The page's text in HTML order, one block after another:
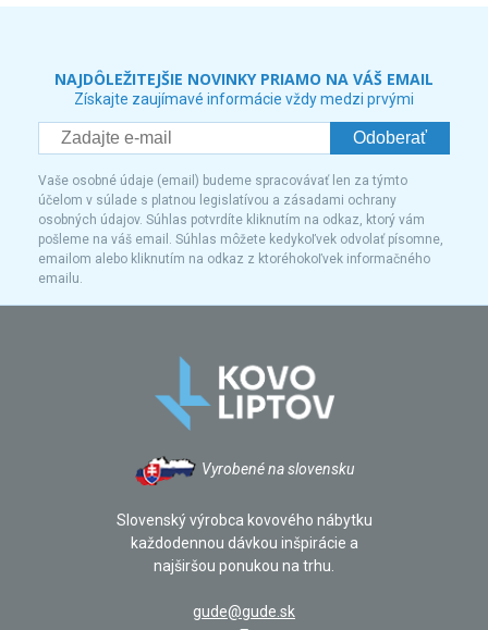
NAJDÔLEŽITEJŠIE NOVINKY PRIAMO NA VÁŠ EMAIL
Získajte zaujímavé informácie vždy medzi prvými
Odoberať
Vaše osobné údaje (email) budeme spracovávať len za týmto
účelom v súlade s platnou legislatívou a zásadami ochrany
osobných údajov. Súhlas potvrdíte kliknutím na odkaz, ktorý vám
pošleme na váš email. Súhlas môžete kedykoľvek odvolať písomne,
emailom alebo kliknutím na odkaz z ktoréhokoľvek informačného
emailu.
Vyrobené na slovensku
Slovenský výrobca kovového nábytku
každodennou dávkou inšpirácie a
najširšou ponukou na trhu.
gude@gude.sk